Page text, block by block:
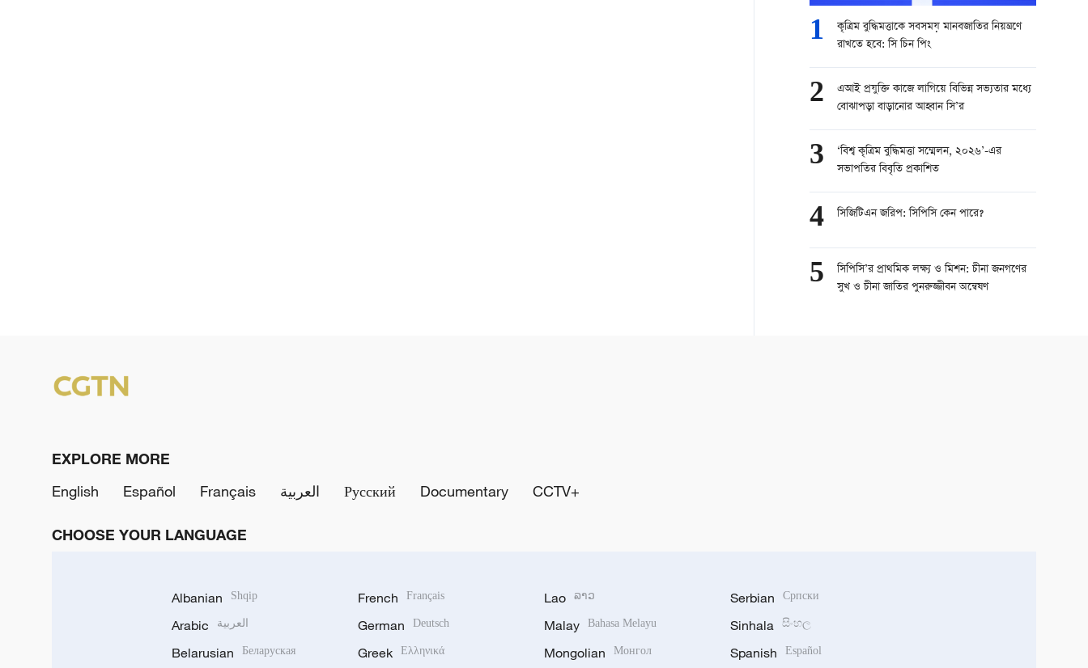
1
কৃত্রিম বুদ্ধিমত্তাকে সবসময় মানবজাতির নিয়ন্ত্রণে
রাখতে হবে: সি চিন পিং
2
এআই প্রযুক্তি কাজে লাগিয়ে বিভিন্ন সভ্যতার মধ্যে
বোঝাপড়া বাড়ানোর আহ্বান সি’র
3
‘বিশ্ব কৃত্রিম বুদ্ধিমত্তা সম্মেলন, ২০২৬’-এর
সভাপতির বিবৃতি প্রকাশিত
4 সিজিটিএন জরিপ: সিপিসি কেন পারে?
5
সিপিসি’র প্রাথমিক লক্ষ্য ও মিশন: চীনা জনগণের
সুখ ও চীনা জাতির পুনরুজ্জীবন অন্বেষণ
EXPLORE MORE
English
Español Français العربية Русский Documentary CCTV+
CHOOSE YOUR LANGUAGE
Albanian Shqip
Arabic العربية
Belarusian Беларуская
French Français
German Deutsch
Greek Ελληνικά
Lao ລາວ
Malay Bahasa Melayu
Mongolian Монгол
Serbian Српски
Sinhala සිංහල
Spanish Español